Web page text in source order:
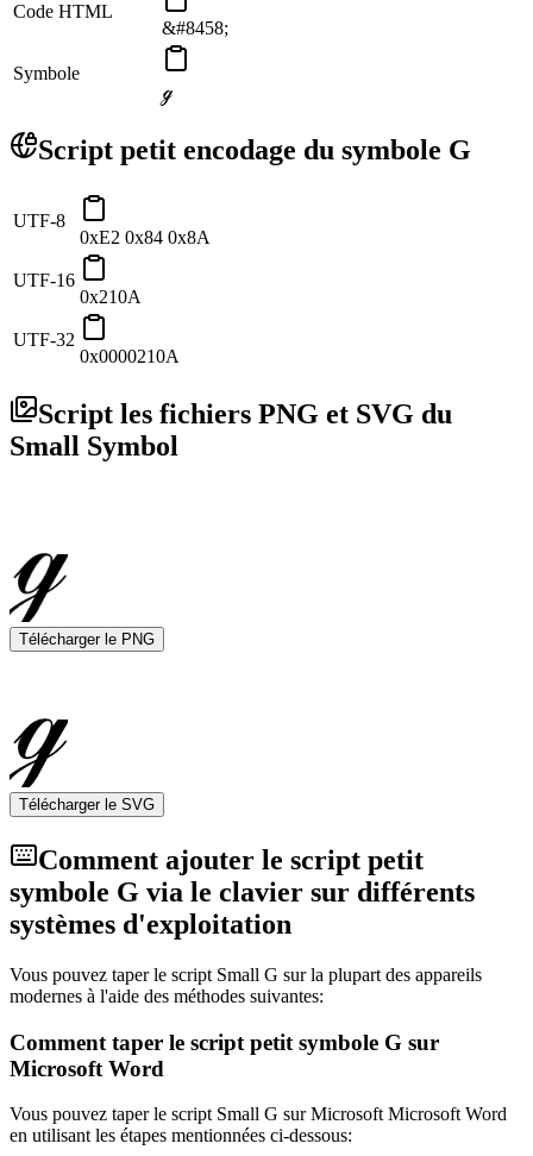
Code HTML
&#8458;
Symbole
ℊ
Script petit encodage du symbole G
UTF-8
0xE2 0x84 0x8A
UTF-16
0x210A
UTF-32
0x0000210A
Script les fichiers PNG et SVG du
Small Symbol
Télécharger le PNG
Télécharger le SVG
Comment ajouter le script petit
symbole G via le clavier sur différents
systèmes d'exploitation
Vous pouvez taper le script Small G sur la plupart des appareils
modernes à l'aide des méthodes suivantes:
Comment taper le script petit symbole G sur
Microsoft Word
Vous pouvez taper le script Small G sur Microsoft Microsoft Word
en utilisant les étapes mentionnées ci-dessous: